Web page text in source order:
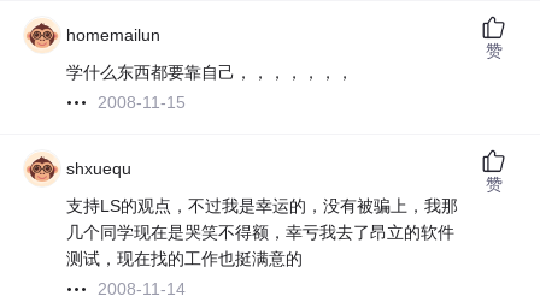
homemailun
学什么东西都要靠自己，，，，，，，
2008-11-15
赞
shxuequ
支持LS的观点，不过我是幸运的，没有被骗上，我那
几个同学现在是哭笑不得额，幸亏我去了昂立的软件
测试，现在找的工作也挺满意的
2008-11-14
赞